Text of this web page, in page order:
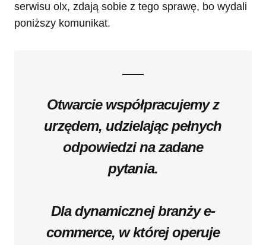
serwisu olx, zdają sobie z tego sprawę, bo wydali
poniższy komunikat.
Otwarcie współpracujemy z
urzędem, udzielając pełnych
odpowiedzi na zadane
pytania.
Dla dynamicznej branży e-
commerce, w której operuje